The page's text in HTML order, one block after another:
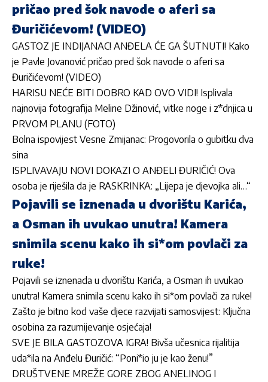
pričao pred šok navode o aferi sa
Đuričićevom! (VIDEO)
GASTOZ JE INDIJANAC! ANĐELA ĆE GA ŠUTNUTI! Kako
je Pavle Jovanović pričao pred šok navode o aferi sa
Đuričićevom! (VIDEO)
HARISU NEĆE BITI DOBRO KAD OVO VIDI! Isplivala
najnovija fotografija Meline Džinović, vitke noge i z*dnjica u
PRVOM PLANU (FOTO)
Bolna ispovijest Vesne Zmijanac: Progovorila o gubitku dva
sina
ISPLIVAVAJU NOVI DOKAZI O ANĐELI ĐURIČIĆ! Ova
osoba je riješila da je RASKRINKA: „Lijepa je djevojka ali…“
Pojavili se iznenada u dvorištu Karića,
a Osman ih uvukao unutra! Kamera
snimila scenu kako ih si*om povlači za
ruke!
Pojavili se iznenada u dvorištu Karića, a Osman ih uvukao
unutra! Kamera snimila scenu kako ih si*om povlači za ruke!
Zašto je bitno kod vaše djece razvijati samosvijest: Ključna
osobina za razumijevanje osjećaja!
SVE JE BILA GASTOZOVA IGRA! Bivša učesnica rijalitija
uda*ila na Anđelu Đuričić: “Poni*io ju je kao ženu!”
DRUŠTVENE MREŽE GORE ZBOG ANELINOG I